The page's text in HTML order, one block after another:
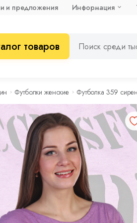
и предложения Информация
товаров
Футболки женские Футболка 359